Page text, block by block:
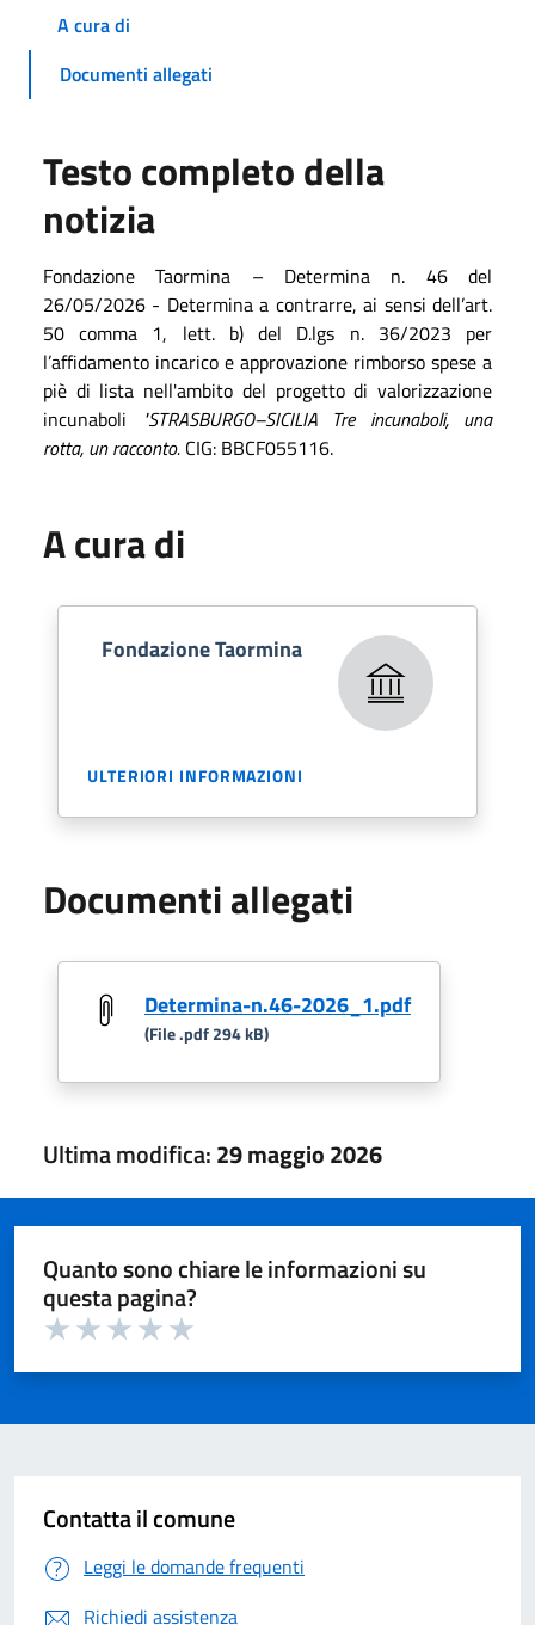
A cura di
Documenti allegati
Testo completo della
notizia
Fondazione Taormina – Determina n. 46del
26/05/2026 - Determina a contrarre, ai sensi dell’art.
50 comma 1, lett. b) del D.lgs n. 36/2023 per
l’affidamento incarico e approvazione rimborso spese a
piè di lista nell'ambito del progetto di valorizzazione
incunaboli
"STRASBURGO–SICILIA Tre incunaboli, una
rotta, un racconto. CIG: BBCF055116.
A cura di
Fondazione Taormina
ULTERIORI INFORMAZIONI
Documenti allegati
Determina-n.46-2026_1.pdf
(File .pdf 294 kB)
Ultima modifica:29 maggio 2026
Quanto sono chiare le informazioni su
questa pagina?
Contatta il comune
Leggi le domande frequenti
Richiedi assistenza